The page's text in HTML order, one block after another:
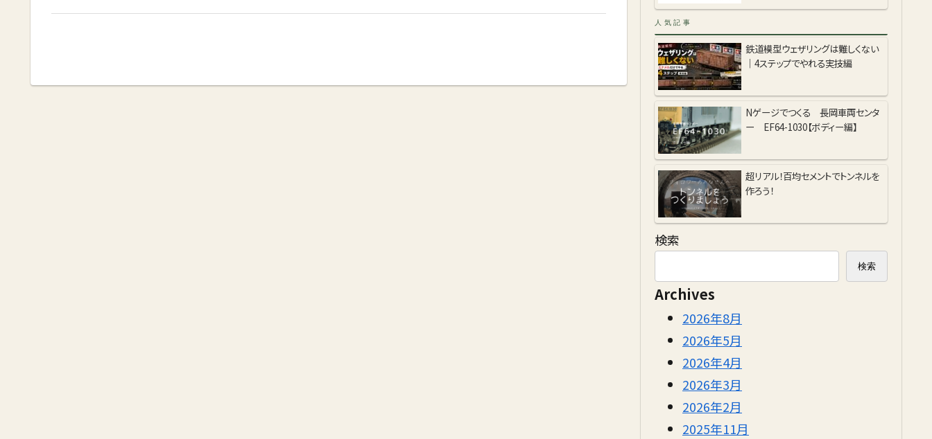
人気記事
鉄道模型ウェザリングは難しくない
｜4ステップでやれる実技編
Nゲージでつくる 長岡車両センタ
ー EF64-1030【ボディー編】
超リアル！百均セメントでトンネルを
作ろう！
検索
検索
Archives
2026年8月
2026年5月
2026年4月
2026年3月
2026年2月
2025年11月